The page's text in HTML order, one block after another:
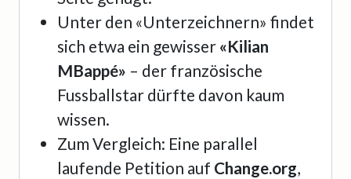
Unter den «Unterzeichnern» findet
sich etwa ein gewisser «Kilian
MBappé» – der französische
Fussballstar dürfte davon kaum
wissen.
Zum Vergleich: Eine parallel
laufende Petition auf Change.org,